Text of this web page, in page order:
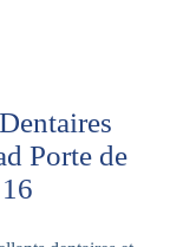
Porte de